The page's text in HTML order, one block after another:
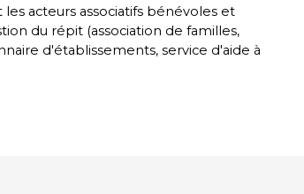
acteurs associatifs bénévoles et
du répit (association de familles,
d'établissements, service d'aide à